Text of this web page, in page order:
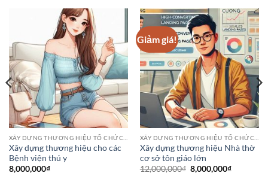
Xây dựng thương hiệu cho các
Bệnh viện thú y
8,000,000₫
Giảm giá!
Xây dựng thương hiệu Nhà thờ
cơ sở tôn giáo lớn
12,000,000₫ Giá
8,000,000₫Giá